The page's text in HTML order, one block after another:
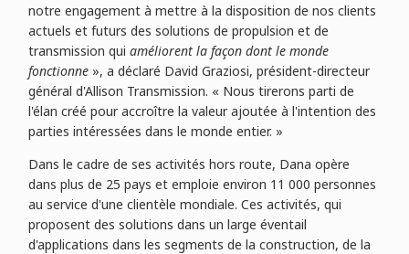
notre engagement à mettre à la disposition de nos clients
actuels et futurs des solutions de propulsion et de
transmission qui améliorent la façon dont le monde
fonctionne », a déclaré David Graziosi, président-directeur
général d'Allison Transmission. « Nous tirerons parti de
l'élan créé pour accroître la valeur ajoutée à l'intention des
parties intéressées dans le monde entier. »
Dans le cadre de ses activités hors route, Dana opère
dans plus de 25 pays et emploie environ 11 000 personnes
au service d'une clientèle mondiale. Ces activités, qui
proposent des solutions dans un large éventail
d'applications dans les segments de la construction, de la